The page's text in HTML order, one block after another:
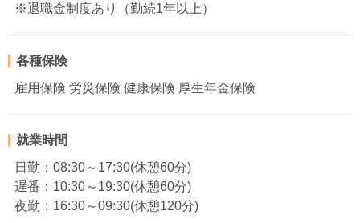
※退職金制度あり（勤続1年以上）
各種保険
雇用保険 労災保険 健康保険 厚生年金保険
就業時間
日勤：08:30～17:30(休憩60分)
遅番：10:30～19:30(休憩60分)
夜勤：16:30～09:30(休憩120分)